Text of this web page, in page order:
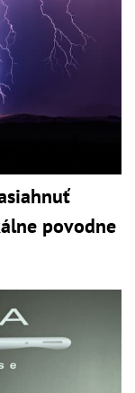
povodne